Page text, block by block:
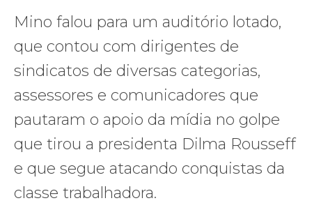
Mino falou para um auditório lotado,
que contou com dirigentes de
sindicatos de diversas categorias,
assessores e comunicadores que
pautaram o apoio da mídia no golpe
que tirou a presidenta Dilma Rousseff
e que segue atacando conquistas da
classe trabalhadora.